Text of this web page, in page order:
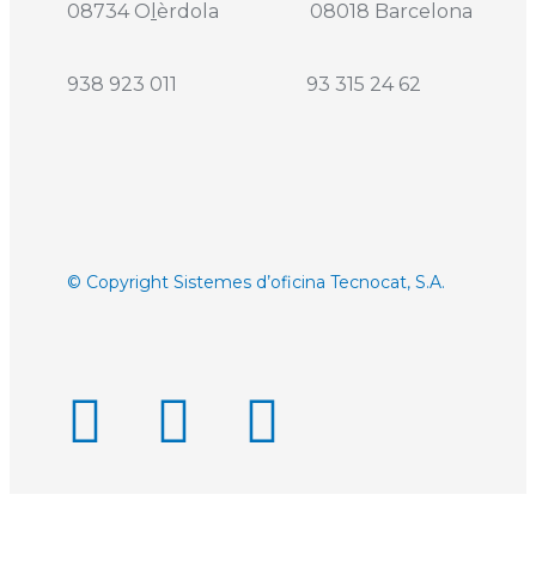
08734 O èrdola 08018 Barcelona
938 923 011 93 315 24 62
© Copyright Sistemes d’oficina Tecnocat, S.A.